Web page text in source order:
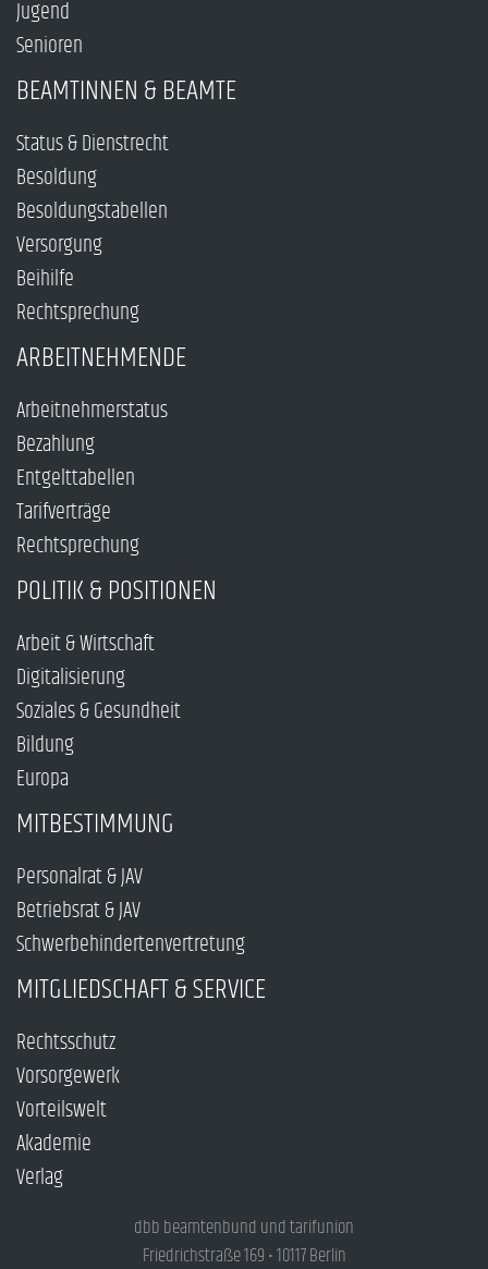
Jugend
Senioren
BEAMTINNEN & BEAMTE
Status & Dienstrecht
Besoldung
Besoldungstabellen
Versorgung
Beihilfe
Rechtsprechung
ARBEITNEHMENDE
Arbeitnehmerstatus
Bezahlung
Entgelttabellen
Tarifverträge
Rechtsprechung
POLITIK & POSITIONEN
Arbeit & Wirtschaft
Digitalisierung
Soziales & Gesundheit
Bildung
Europa
MITBESTIMMUNG
Personalrat & JAV
Betriebsrat & JAV
Schwerbehindertenvertretung
MITGLIEDSCHAFT & SERVICE
Rechtsschutz
Vorsorgewerk
Vorteilswelt
Akademie
Verlag
dbb beamtenbund und tarifunion
Friedrichstraße 169 • 10117 Berlin